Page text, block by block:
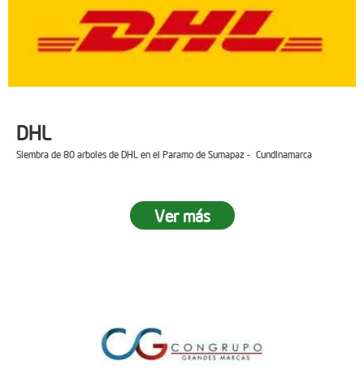
DHL
Siembra de 80 arboles de DHL en el Paramo de Sumapaz - Cundinamarca
Ver más